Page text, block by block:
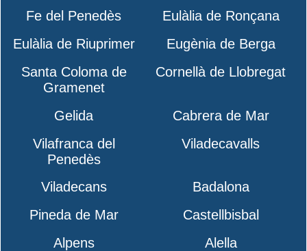
Fe del Penedès
Eulàlia de Ronçana
Eulàlia de Riuprimer
Eugènia de Berga
Santa Coloma de
Gramenet
Cornellà de Llobregat
Gelida
Cabrera de Mar
Vilafranca del
Penedès
Viladecavalls
Viladecans
Badalona
Pineda de Mar
Castellbisbal
Alpens
Alella